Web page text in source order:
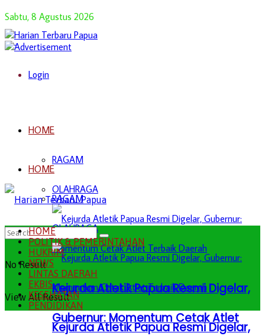
Sabtu, 8 Agustus 2026
Login
HOME
RAGAM
OLAHRAGA
Kejurda Atletik Papua Resmi Digelar,
Gubernur: Momentum Cetak Atlet
HOME
RAGAM
OLAHRAGA
Kejurda Atletik Papua Resmi Digelar,
No Result
View All Result
HOME
POLITIK & PEMERINTAHAN
HUKRIM
NEWS
LINTAS DAERAH
EKBIS
KESEHATAN
PENDIDIKAN